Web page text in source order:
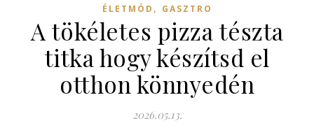
ÉLETMÓD , GASZTRO
A tökéletes pizza tészta
titka hogy készítsd el
otthon könnyedén
2026.05.13.